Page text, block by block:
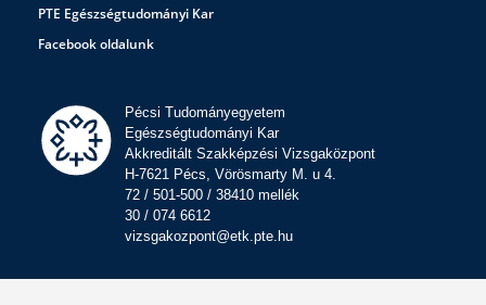
PTE Egészségtudományi Kar
Facebook oldalunk
Pécsi Tudományegyetem
Egészségtudományi Kar
Akkreditált Szakképzési Vizsgaközpont
H-7621 Pécs, Vörösmarty M. u 4.
72 / 501-500 / 38410 mellék
30 / 074 6612
vizsgakozpont@etk.pte.hu